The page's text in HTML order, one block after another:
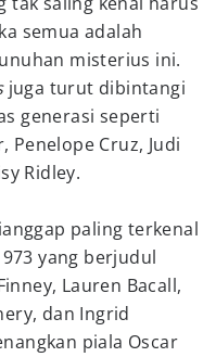
semua adalah
misterius ini.
juga turut dibintangi
generasi seperti
Penelope Cruz, Judi
Ridley.
paling terkenal
yang berjudul
Lauren Bacall,
dan Ingrid
piala Oscar